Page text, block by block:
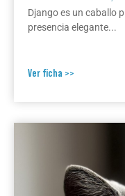
Django es un caballo
presencia elegante...
Ver ficha >>